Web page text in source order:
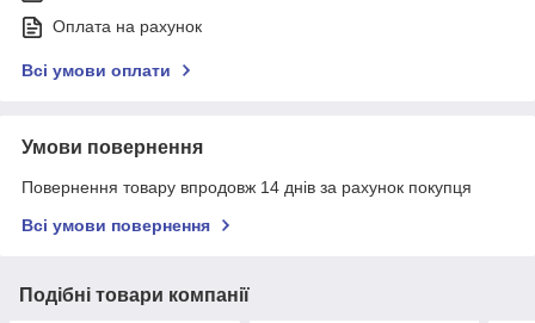
Оплата на рахунок
Всі умови оплати
Умови повернення
Повернення товару впродовж 14 днів за рахунок покупця
Всі умови повернення
Подібні товари компанії